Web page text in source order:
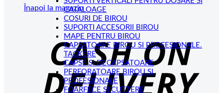
Înapoi la magazinCATALOAGE
COSURI DE BIROU
SUPORTI ACCESORII BIROU
MAPE PENTRU BIROU
CAPSATOARE BIROU SI PROFESIONALE.
TACKERE
CAPSE SI DECAPSATOARE
PERFORATOARE BIROU SI
PROFESIONALE
FOARFECE SI CUTTERE